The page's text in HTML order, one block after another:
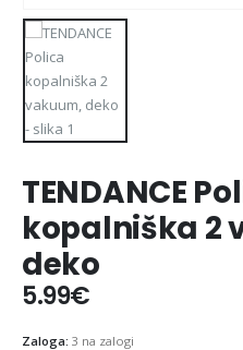
TENDANCE
kopalniška 2
deko
5.99€
Zaloga: 3 na zalogi